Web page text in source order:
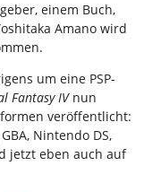
einem Buch,
Amano wird
um eine PSP-
Fantasy IVnun
veröffentlicht:
Nintendo DS,
jetzt eben auch auf